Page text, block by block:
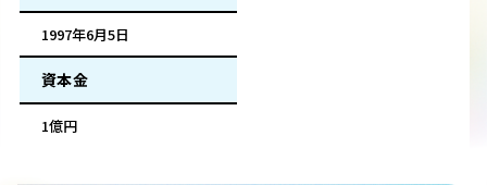
1997年6月5日
資本金
1億円